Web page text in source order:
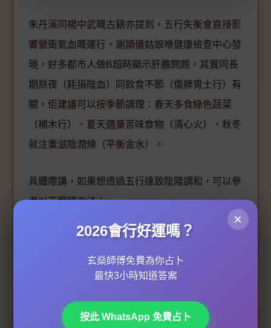
朱丹溪同楊中武嘅古籍亦提到，五行失衡會直接影
響營衛氣血嘅運行。謝頴儀姑娘喺健康檢查中心發
現，好多都市人做B超時顯示肝膽問題，其實同長
期熬夜（耗損陰血）同飲食不節（傷脾胃土行）有
關。佢建議可以按季節調理：春天多食綠色蔬菜
（補木行）、夏天適量苦味食物（清心火）、秋冬
就注重滋陰潤燥（平衡金水）。
具體嚟講，如果想透過五行達致陰陽調和，可以參
考以下實踐方法：
：根據「怒傷肝、喜傷心」嘅理論，學
習長壽心法如靜坐或太極，平衡極端情緒。
：脾虛（土行弱）嘅人少食生冷，多飲
小米粥；肺燥（金行不足）就多用百合、雪梨煲
家庭幸福
：屋企裝修用柔和色調（如淡綠屬木、
×
2026會行好運嗎？
玄燊師傅免費為你占卜
最快3小時知道答案
按此 WhatsApp 免費占卜